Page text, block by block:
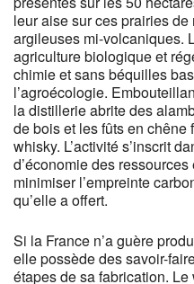
leur aise sur ces prairies
argileuses mi-volcaniques.
agriculture biologique et
chimie et sans béquilles
l’agroécologie.
la distillerie abrite des
de bois et les fûts en
whisky. L’activité s’inscrit
d’économie des
minimiser l’empreinte
qu’elle a offert.
Si la France n’a guère
elle possède des savoir-
étapes de sa fabrication.